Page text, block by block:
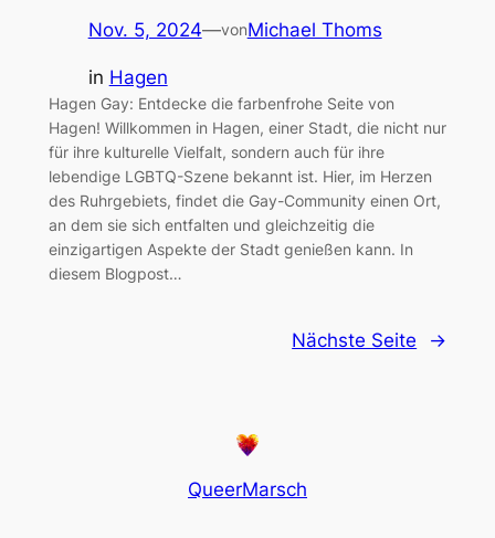
Nov. 5, 2024—vonMichael Thoms
in Hagen
Hagen Gay: Entdecke die farbenfrohe Seite von
Hagen! Willkommen in Hagen, einer Stadt, die nicht nur
für ihre kulturelle Vielfalt, sondern auch für ihre
lebendige LGBTQ-Szene bekannt ist. Hier, im Herzen
des Ruhrgebiets, findet die Gay-Community einen Ort,
an dem sie sich entfalten und gleichzeitig die
einzigartigen Aspekte der Stadt genießen kann. In
diesem Blogpost…
Nächste Seite →
QueerMarsch